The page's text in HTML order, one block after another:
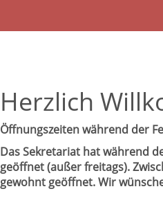
Herzlich
Öffnungszeiten während der
Das Sekretariat hat während
geöffnet (außer freitags).
gewohnt geöffnet. Wir